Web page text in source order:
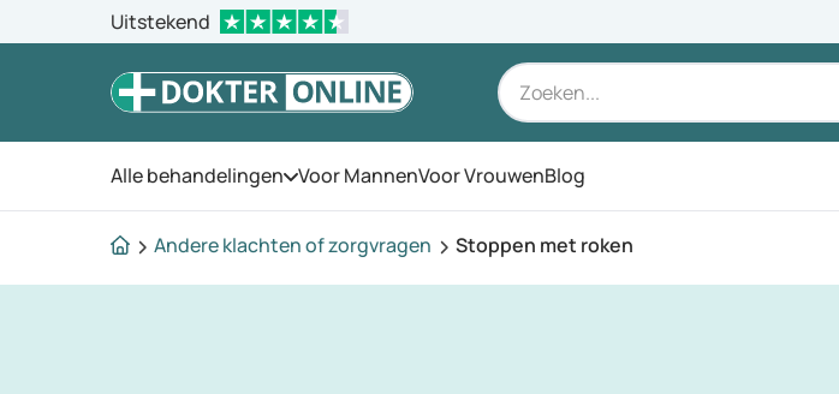
Uitstekend
Alle behandelingen Open het menu
Voor MannenVoor VrouwenBlog
Andere klachten of zorgvragen Stoppen met roken